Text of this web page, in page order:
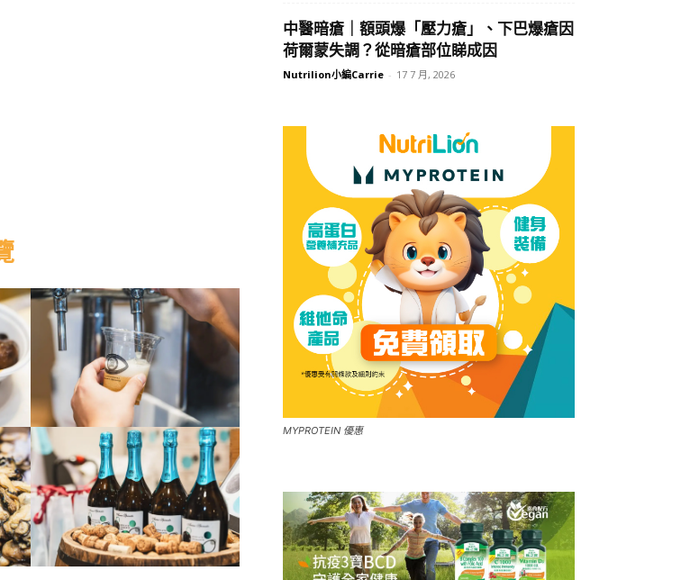
中醫暗瘡｜額頭爆「壓力瘡」、下巴爆瘡因
荷爾蒙失調？從暗瘡部位睇成因
Nutrilion小編Carrie - 17 7 月, 2026
MYPROTEIN 優惠